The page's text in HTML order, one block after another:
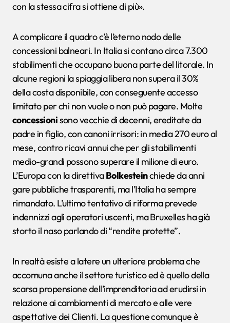
con la stessa cifra si ottiene di più».
A complicare il quadro c’è l’eterno nodo delle
concessioni balneari. In Italia si contano circa 7.300
stabilimenti che occupano buona parte del litorale. In
alcune regioni la spiaggia libera non supera il 30%
della costa disponibile, con conseguente accesso
limitato per chi non vuole o non può pagare. Molte
concessionisono vecchie di decenni, ereditate da
padre in figlio, con canoni irrisori: in media 270 euro al
mese, contro ricavi annui che per gli stabilimenti
medio-grandi possono superare il milione di euro.
L’Europa con la direttivaBolkesteinchiede da anni
gare pubbliche trasparenti, ma l’Italia ha sempre
rimandato. L’ultimo tentativo di riforma prevede
indennizzi agli operatori uscenti, ma Bruxelles ha già
storto il naso parlando di “rendite protette”.
In realtà esiste a latere un ulteriore problema che
accomuna anche il settore turistico ed è quello della
scarsa propensione dell’imprenditoria ad erudirsi in
relazione ai cambiamenti di mercato e alle vere
aspettative dei Clienti. La questione comunque è